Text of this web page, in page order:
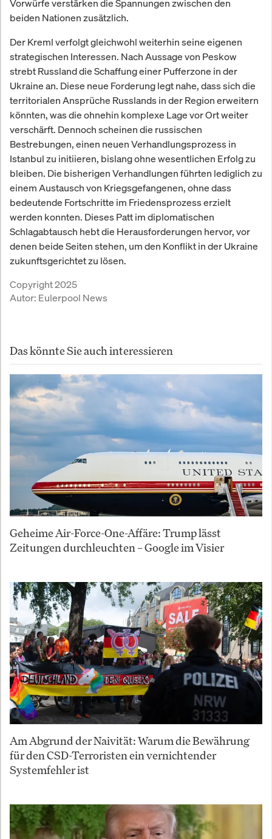
Vorwürfe verstärken die Spannungen zwischen den
beiden Nationen zusätzlich.
Der Kreml verfolgt gleichwohl weiterhin seine eigenen
strategischen Interessen. Nach Aussage von Peskow
strebt Russland die Schaffung einer Pufferzone in der
Ukraine an. Diese neue Forderung legt nahe, dass sich die
territorialen Ansprüche Russlands in der Region erweitern
könnten, was die ohnehin komplexe Lage vor Ort weiter
verschärft. Dennoch scheinen die russischen
Bestrebungen, einen neuen Verhandlungsprozess in
Istanbul zu initiieren, bislang ohne wesentlichen Erfolg zu
bleiben. Die bisherigen Verhandlungen führten lediglich zu
einem Austausch von Kriegsgefangenen, ohne dass
bedeutende Fortschritte im Friedensprozess erzielt
werden konnten. Dieses Patt im diplomatischen
Schlagabtausch hebt die Herausforderungen hervor, vor
denen beide Seiten stehen, um den Konflikt in der Ukraine
zukunftsgerichtet zu lösen.
Copyright 2025
Autor: Eulerpool News
Das könnte Sie auch interessieren
Geheime Air-Force-One-Affäre: Trump lässt
Zeitungen durchleuchten – Google im Visier
Am Abgrund der Naivität: Warum die Bewährung
für den CSD-Terroristen ein vernichtender
Systemfehler ist